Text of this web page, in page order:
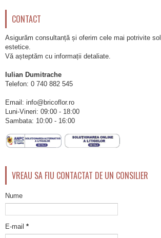
CONTACT
Asigurăm consultanță și oferim cele mai potrivite
estetice.
Vă așteptăm cu informații detaliate.
Iulian Dumitrache
Telefon: 0 740 882 545
Email: info@bricoflor.ro
Luni-Vineri: 09:00 - 18:00
Sambata: 10:00 - 16:00
VREAU SA FIU CONTACTAT DE UN CONSILIER
Nume
E-mail *